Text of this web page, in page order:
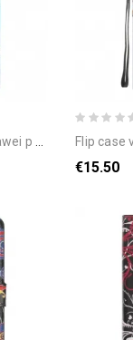
band flip case voor
€15.50